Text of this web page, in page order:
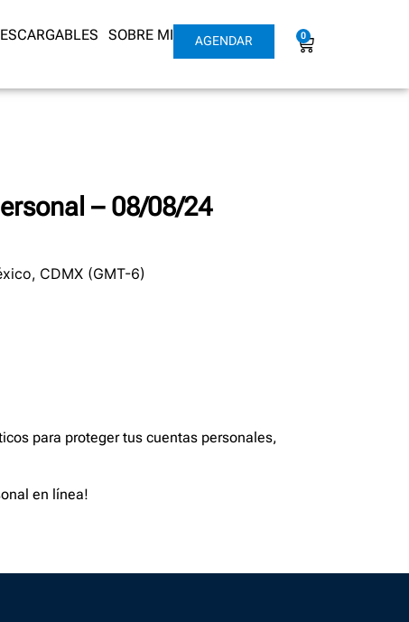
SOBRE MI AGENDAR 0
– 08/08/24
CDMX (GMT-6)
para proteger tus cuentas personales,
en línea!